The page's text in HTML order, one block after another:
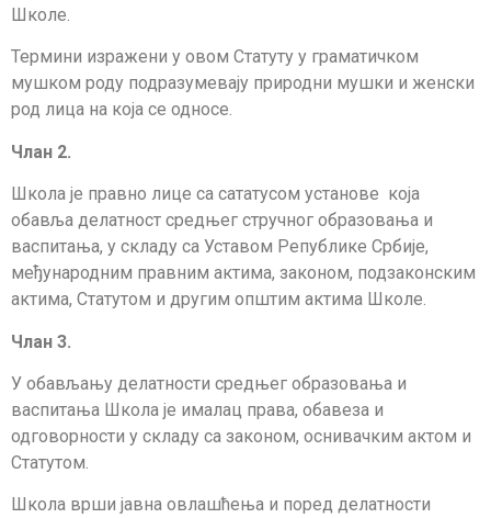
Школе.
Термини изражени у овом Статуту у граматичком
мушком роду подразумевају природни мушки и женски
род лица на која се односе.
Члан 2.
Школа је правно лице са сататусом установе која
обавља делатност средњег стручног образовања и
васпитања, у складу са Уставом Републике Србије,
међународним правним актима, законом, подза­кон­ским
актима, Статутом и другим општим актима Школе.
Члан 3.
У обављању делатности средњег образовања и
васпитања Школа је ималац права, обавеза и
одговорности у складу са законом, оснивачким актом и
Статутом.
Школа врши јавна овлашћења и поред делатности